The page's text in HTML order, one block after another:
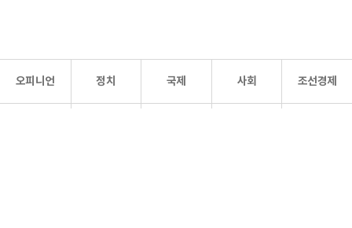
오피니언 정치 국제 사회 조선경제